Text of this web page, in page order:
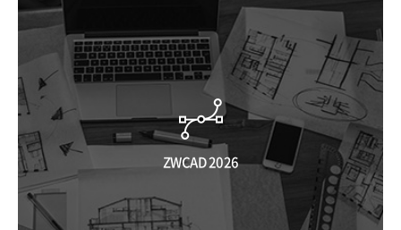
ZWCAD 2026